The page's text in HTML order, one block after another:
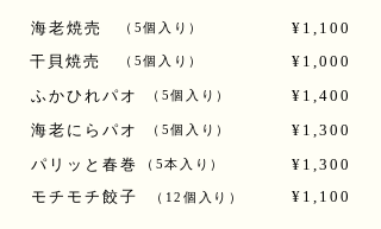
海老焼売 ¥1,100
（5個入り）
干貝焼売 ¥1,000
（5個入り）
ふかひれパオ ¥1,400
（5個入り）
海老にらパオ ¥1,300
（5個入り）
パリッと 春巻 ¥1,300
（5本入り）
モチモチ餃子 ¥1,100
（12個入り）